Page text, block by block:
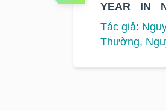
YEAR IN
HOSPITAL
Tác giả:
Thường,